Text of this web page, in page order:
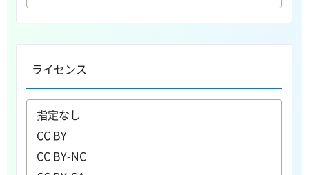
ライセンス